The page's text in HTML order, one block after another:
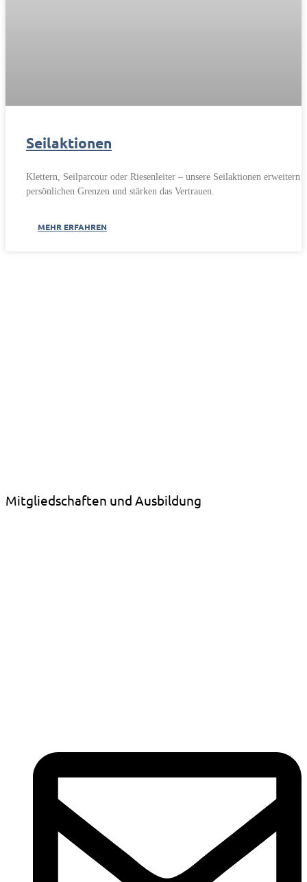
Seilaktionen
Klettern, Seilparcour oder Riesenleiter – unsere Seilaktionen erweitern
persönlichen Grenzen und stärken das Vertrauen.
MEHR ERFAHREN
Mitgliedschaften und Ausbildung